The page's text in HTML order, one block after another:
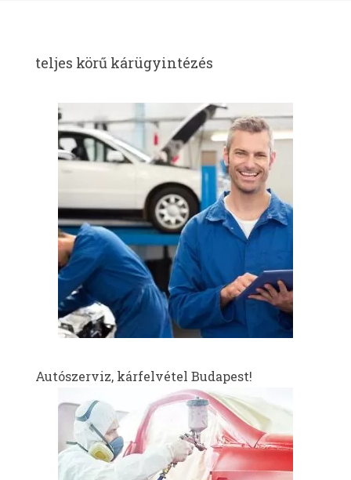
teljes körű kárügyintézés
Autószerviz, kárfelvétel Budapest!